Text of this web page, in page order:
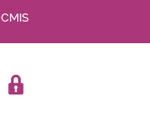
CMIS
LOGIN